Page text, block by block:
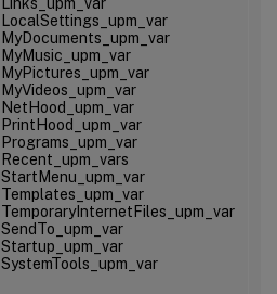
LocalSettings_upm_var
MyDocuments_upm_var
MyMusic_upm_var
MyPictures_upm_var
MyVideos_upm_var
NetHood_upm_var
PrintHood_upm_var
Programs_upm_var
Recent_upm_vars
StartMenu_upm_var
Templates_upm_var
TemporaryInternetFiles_upm_var
SendTo_upm_var
Startup_upm_var
SystemTools_upm_var